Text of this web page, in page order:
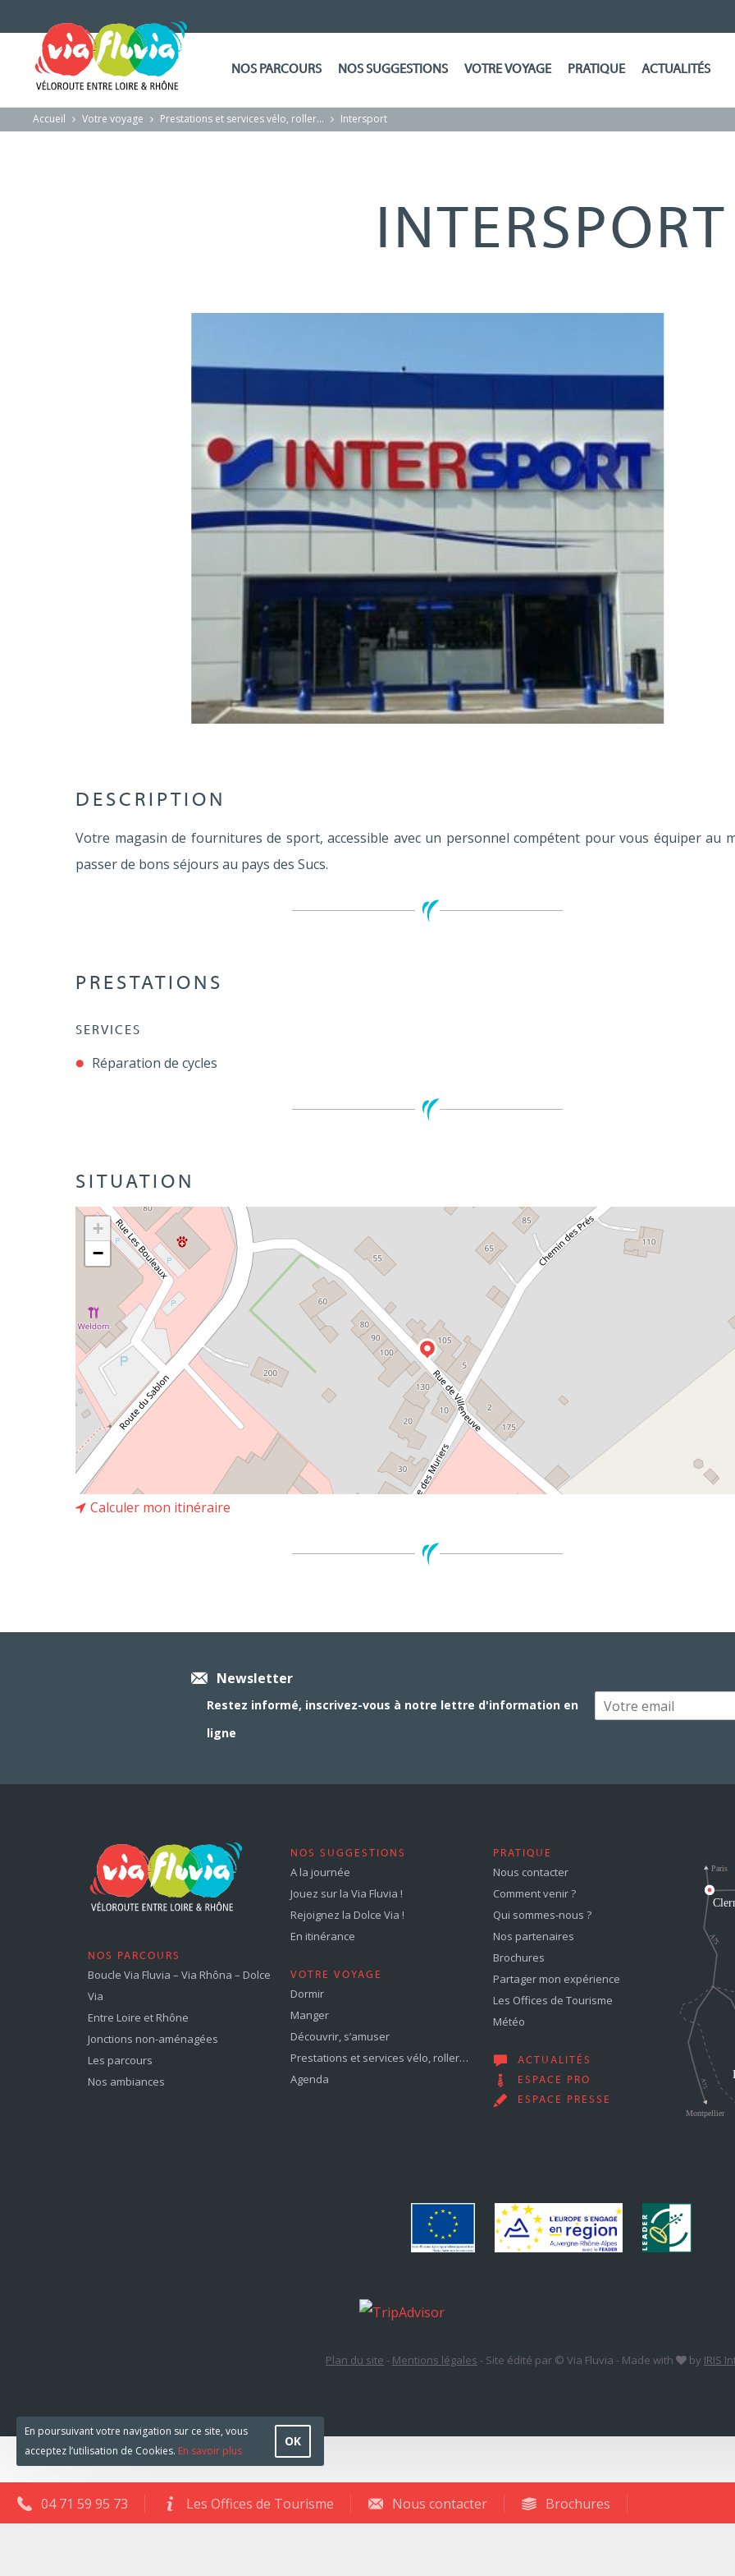
NOS PARCOURS NOS SUGGESTIONS VOTRE VOYAGE PRATIQUE ACTUALITÉS
Accueil Votre voyage Prestations et services vélo, roller… Intersport
INTERSPORT
DESCRIPTION
Votre magasin de fournitures de sport, accessible avec un personnel compétent pour vous équiper au
passer de bons séjours au pays des Sucs.
PRESTATIONS
SERVICES
Réparation de cycles
SITUATION
+
−
Calculer mon itinéraire
Newsletter
Restez informé, inscrivez-vous à notre lettre d'information en
ligne
NOS PARCOURS
Boucle Via Fluvia – Via Rhôna – Dolce
Via
Entre Loire et Rhône
Jonctions non-aménagées
Les parcours
Nos ambiances
NOS SUGGESTIONS
A la journée
Jouez sur la Via Fluvia !
Rejoignez la Dolce Via !
En itinérance
VOTRE VOYAGE
Dormir
Manger
Découvrir, s’amuser
Prestations et services vélo, roller…
Agenda
PRATIQUE
Nous contacter
Comment venir ?
Qui sommes-nous ?
Nos partenaires
Brochures
Partager mon expérience
Les Offices de Tourisme
Météo
ACTUALITÉS
ESPACE PRO
ESPACE PRESSE
Plan du site - Mentions légales - Site édité par © Via Fluvia - Made with by IRIS
04 71 59 95 73 Les Offices de Tourisme Nous contacter Brochures
En poursuivant votre navigation sur ce site, vous
acceptez l’utilisation de Cookies. En savoir plus
OK